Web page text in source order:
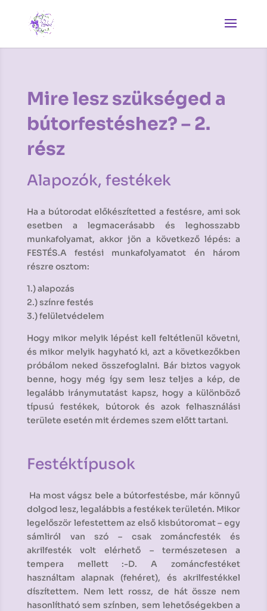
Mire lesz szükséged a
bútorfestéshez? – 2.
rész
Alapozók, festékek
Ha a bútorodat előkészítetted a festésre, ami sok
esetben a legmacerásabb és leghosszabb
munkafolyamat, akkor jön a következő lépés: a
FESTÉS.A festési munkafolyamatot én három
részre osztom:
1.) alapozás
2.) színre festés
3.) felületvédelem
Hogy mikor melyik lépést kell feltétlenül követni,
és mikor melyik hagyható ki, azt a következőkben
próbálom neked összefoglalni. Bár biztos vagyok
benne, hogy még így sem lesz teljes a kép, de
legalább iránymutatást kapsz, hogy a különböző
típusú festékek, bútorok és azok felhasználási
területe esetén mit érdemes szem előtt tartani.
Festéktípusok
Ha most vágsz bele a bútorfestésbe, már könnyű
dolgod lesz, legalábbis a festékek területén. Mikor
legelőször lefestettem az első kisbútoromat – egy
sámliról van szó – csak zománcfesték és
akrilfesték volt elérhető – természetesen a
tempera mellett :-D. A zománcfestéket
használtam alapnak (fehéret), és akrilfestékkel
díszítettem. Nem lett rossz, de hát össze nem
hasonlítható sem színben, sem lehetőségekben a